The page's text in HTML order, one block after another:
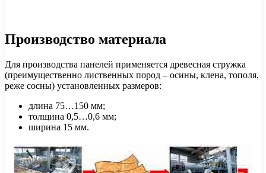
Производство материала
Для производства панелей применяется древесная стружка
(преимущественно лиственных пород – осины, клена, тополя,
реже сосны) установленных размеров:
длина 75…150 мм;
толщина 0,5…0,6 мм;
ширина 15 мм.